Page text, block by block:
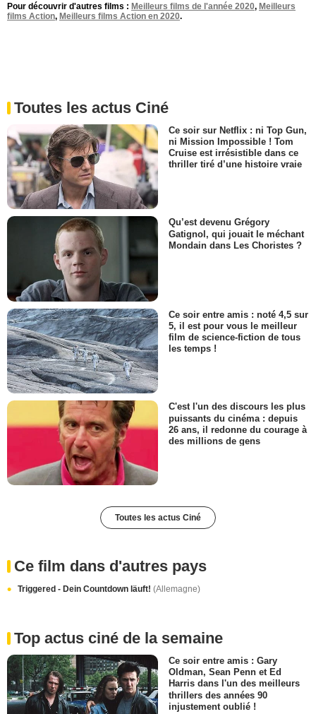
Pour découvrir d'autres films : Meilleurs films de l'année 2020, Meilleurs
films Action, Meilleurs films Action en 2020.
Toutes les actus Ciné
Ce soir sur Netflix : ni Top Gun,
ni Mission Impossible ! Tom
Cruise est irrésistible dans ce
thriller tiré d’une histoire vraie
Qu’est devenu Grégory
Gatignol, qui jouait le méchant
Mondain dans Les Choristes ?
Ce soir entre amis : noté 4,5 sur
5, il est pour vous le meilleur
film de science-fiction de tous
les temps !
C'est l'un des discours les plus
puissants du cinéma : depuis
26 ans, il redonne du courage à
des millions de gens
Toutes les actus Ciné
Ce film dans d'autres pays
Triggered - Dein Countdown läuft! (Allemagne)
Top actus ciné de la semaine
Ce soir entre amis : Gary
Oldman, Sean Penn et Ed
Harris dans l'un des meilleurs
thrillers des années 90
injustement oublié !